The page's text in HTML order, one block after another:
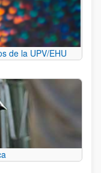
de la UPV/EHU